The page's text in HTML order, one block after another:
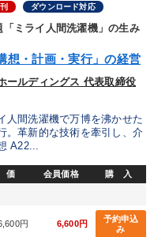
ーケティング
上
ード」を更新いただけます。
refresh 更新する
ダウンロード対応
ミライ人間洗濯機」の生み
想・計画・実行」の経営
ールディングス 代表取締役
人間洗濯機で万博を沸かせた
。革新的な技術を牽引し、介
A22...
価 会員価格 購 入
円 6,600円
予約申込
み